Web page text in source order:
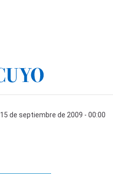
15 de septiembre de 2009 - 00:00